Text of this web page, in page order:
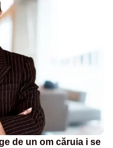
de un om căruia i se